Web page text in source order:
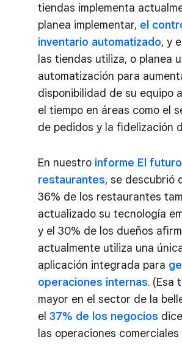
tiendas implementa
planea implementar, el
inventario automatizado, y
las tiendas utiliza, o planea
automatización para
disponibilidad de su equipo
el tiempo en áreas como el
de pedidos y la fidelización
En nuestro informe El
restaurantes, se descubrió
36% de los restaurantes
actualizado su tecnología
y el 30% de los dueños
actualmente utiliza una
aplicación integrada para
operaciones internas. (Esa
mayor en el sector de la
el 37% de los negocios
las operaciones